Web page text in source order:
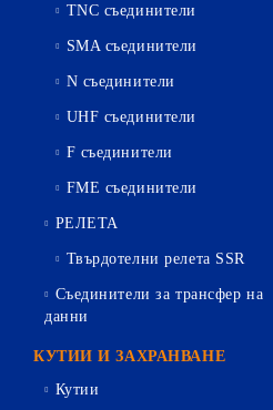
TNC съединители
SMA съединители
N съединители
UHF съединители
F съединители
FME съединители
РЕЛЕТА
Твърдотелни релета SSR
Съединители за трансфер на
данни
КУТИИ И ЗАХРАНВАНЕ
Кутии